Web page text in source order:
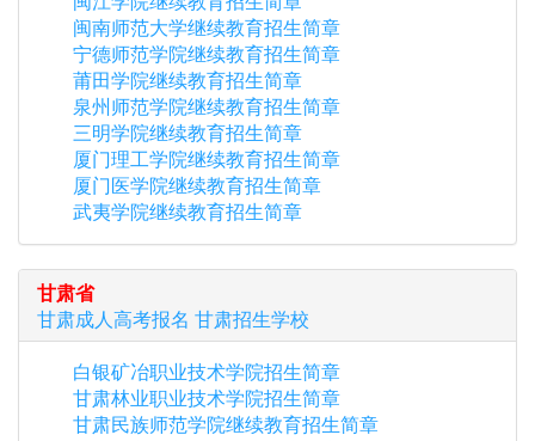
闽南师范大学继续教育招生简章
宁德师范学院继续教育招生简章
莆田学院继续教育招生简章
泉州师范学院继续教育招生简章
三明学院继续教育招生简章
厦门理工学院继续教育招生简章
厦门医学院继续教育招生简章
武夷学院继续教育招生简章
甘肃省
甘肃成人高考报名 甘肃招生学校
白银矿冶职业技术学院招生简章
甘肃林业职业技术学院招生简章
甘肃民族师范学院继续教育招生简章